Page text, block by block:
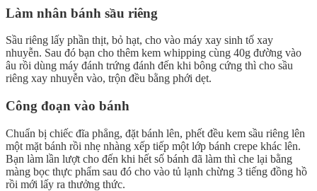
Làm nhân bánh sầu riêng
Sầu riêng lấy phần thịt, bỏ hạt, cho vào máy xay sinh tố xay
nhuyễn. Sau đó bạn cho thêm kem whipping cùng 40g đường vào
âu rồi dùng máy đánh trứng đánh đến khi bông cứng thì cho sầu
riêng xay nhuyễn vào, trộn đều bằng phới dẹt.
Công đoạn vào bánh
Chuẩn bị chiếc đĩa phẳng, đặt bánh lên, phết đều kem sầu riêng lên
một mặt bánh rồi nhẹ nhàng xếp tiếp một lớp bánh crepe khác lên.
Bạn làm lần lượt cho đến khi hết số bánh đã làm thì che lại bằng
màng bọc thực phẩm sau đó cho vào tủ lạnh chừng 3 tiếng đồng hồ
rồi mới lấy ra thưởng thức.